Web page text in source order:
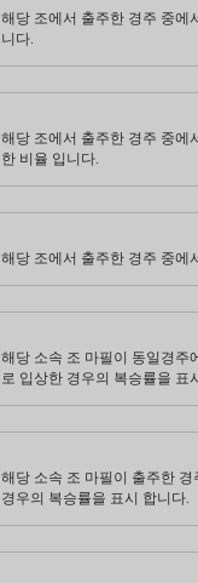
해당 조에서 출주한 경주 중에
니다.
해당 조에서 출주한 경주 중에
한 비율 입니다.
해당 조에서 출주한 경주 중에
해당 소속 조 마필이 동일경주
로 입상한 경우의 복승률을 표
해당 소속 조 마필이 출주한
경우의 복승률을 표시 합니다.